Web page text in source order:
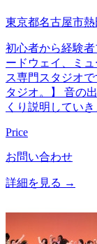
東京都名古屋市
初心者から経験
ードウェイ、ミ
ス専門スタジオ
タジオ。】 音の
くり説明していき
Price
お問い合わせ
詳細を見る →